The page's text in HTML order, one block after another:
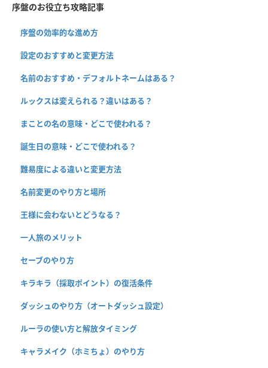
序盤のお役立ち攻略記事
序盤の効率的な進め方
設定のおすすめと変更方法
名前のおすすめ・デフォルトネームはある？
ルックスは変えられる？違いはある？
まことの名の意味・どこで使われる？
誕生日の意味・どこで使われる？
難易度による違いと変更方法
名前変更のやり方と場所
王様に会わないとどうなる？
一人旅のメリット
セーブのやり方
キラキラ（採取ポイント）の復活条件
ダッシュのやり方（オートダッシュ設定）
ルーラの使い方と解放タイミング
キャラメイク（ホミちょ）のやり方